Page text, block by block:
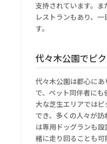
支持されています。
レストランもあり、
す。
代々木公園でピ
代々木公園は都心に
で、ペット同伴者に
大な芝生エリアでは
でき、多くの人々が
は専用ドッグランも
緒に走り回ることも